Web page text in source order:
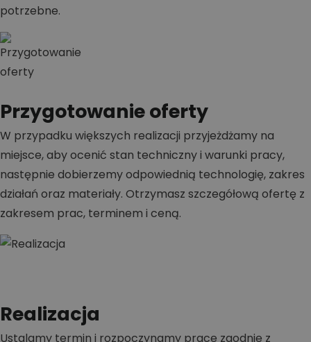
potrzebne.
Przygotowanie oferty
W przypadku większych realizacji przyjeżdżamy na
miejsce, aby ocenić stan techniczny i warunki pracy,
następnie dobierzemy odpowiednią technologię, zakres
działań oraz materiały. Otrzymasz szczegółową ofertę z
zakresem prac, terminem i ceną.
Realizacja
Ustalamy termin i rozpoczynamy prace zgodnie z